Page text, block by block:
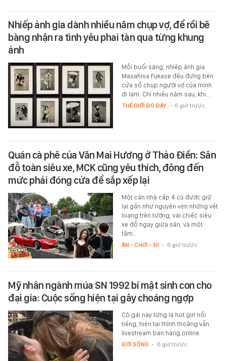
Nhiếp ảnh gia dành nhiều năm chụp vợ, để rồi bẽ
bàng nhận ra tình yêu phai tàn qua từng khung
ảnh
Mỗi buổi sáng, nhiếp ảnh gia
Masahisa Fukase đều đứng bên
cửa sổ chụp người vợ của mình
đi làm. Chỉ nhiều năm sau, khi…
THẾ GIỚI ĐÓ ĐÂY - 6 giờ trước
Quán cà phê của Văn Mai Hương ở Thảo Điền: Sân
đỗ toàn siêu xe, MCK cũng yêu thích, đông đến
mức phải đóng cửa để sắp xếp lại
Một căn nhà cấp 4 cũ được giữ
lại gần như nguyên vẹn những vết
loang trên tường, vài chiếc siêu
xe đỗ ngay giữa sân, và một
tấm…
ĂN - CHƠI - ĐI - 6 giờ trước
Mỹ nhân ngành múa SN 1992 bí mật sinh con cho
đại gia: Cuộc sống hiện tại gây choáng ngợp
Cô gái này từng là hot girl nổi
tiếng, hiện tại thỉnh thoảng vẫn
livestream bán hàng online.
ĐỜI SỐNG - 6 giờ trước